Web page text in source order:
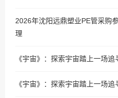
2026年沈阳远鼎塑业PE管采购
理
《宇宙》：探索宇宙踏上一场追
《宇宙》：探索宇宙踏上一场追